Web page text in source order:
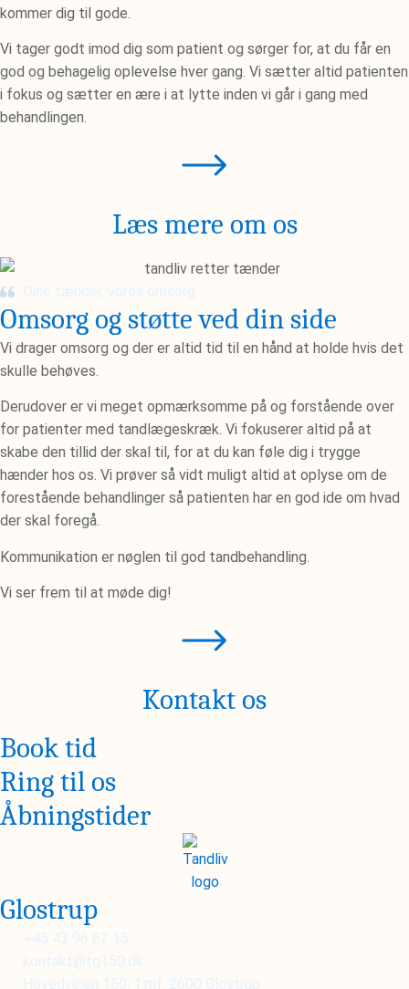
kommer dig til gode.
Vi tager godt imod dig som patient og sørger for, at du får en
god og behagelig oplevelse hver gang. Vi sætter altid patienten
i fokus og sætter en ære i at lytte inden vi går i gang med
behandlingen.
Læs mere om os
Dine tænder, vores omsorg
Omsorg og støtte ved din side
Vi drager omsorg og der er altid tid til en hånd at holde hvis det
skulle behøves.
Derudover er vi meget opmærksomme på og forstående over
for patienter med tandlægeskræk. Vi fokuserer altid på at
skabe den tillid der skal til, for at du kan føle dig i trygge
hænder hos os. Vi prøver så vidt muligt altid at oplyse om de
forestående behandlinger så patienten har en god ide om hvad
der skal foregå.
Kommunikation er nøglen til god tandbehandling.
Vi ser frem til at møde dig!
Kontakt os
Book tid
Ring til os
Åbningstider
Glostrup
+45 43 96 62 15
kontakt@tg150.dk
Hovedvejen 150, 1.mf, 2600 Glostrup